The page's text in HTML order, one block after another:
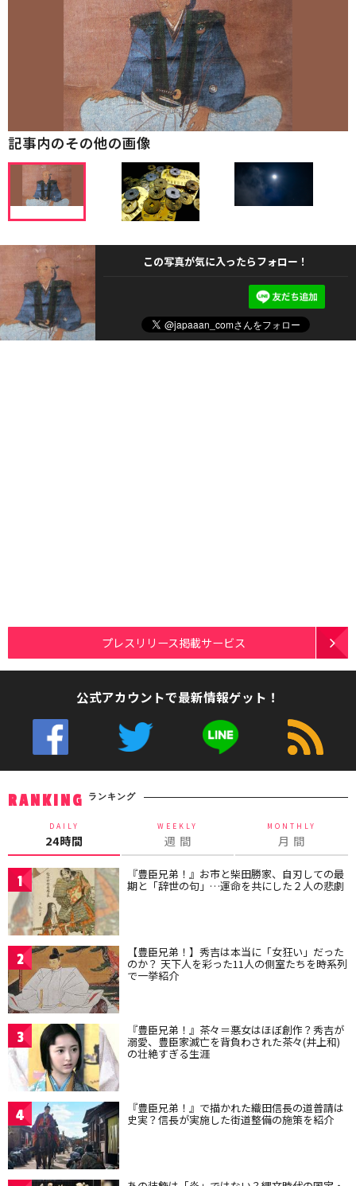
記事内のその他の画像
この写真が気に入ったらフォロー！
プレスリリース掲載サービス
公式アカウントで最新情報ゲット！
RANKING ランキング
DAILY
24時間
WEEKLY
週 間
MONTHLY
月 間
1 『豊臣兄弟！』お市と柴田勝家、自刃しての最
期と「辞世の句」…運命を共にした２人の悲劇
2 【豊臣兄弟！】秀吉は本当に「女狂い」だった
のか？ 天下人を彩った11人の側室たちを時系列
で一挙紹介
3 『豊臣兄弟！』茶々＝悪女はほぼ創作？秀吉が
溺愛、豊臣家滅亡を背負わされた茶々(井上和)
の壮絶すぎる生涯
4 『豊臣兄弟！』で描かれた織田信長の道普請は
史実？信長が実施した街道整備の施策を紹介